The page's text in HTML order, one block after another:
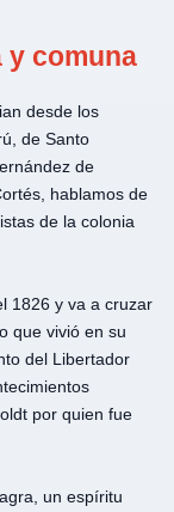
y comuna
desde los
de Santo
de
hablamos de
de la colonia
1826 y va a cruzar
que vivió en su
del Libertador
por quien fue
un espíritu